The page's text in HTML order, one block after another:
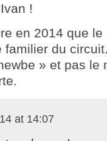
!
en 2014 que
du
» et pas le
at 14:07